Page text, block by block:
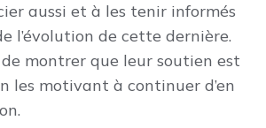
aussi et à les tenir informés
l’évolution de cette dernière.
montrer que leur soutien est
les motivant à continuer d’en